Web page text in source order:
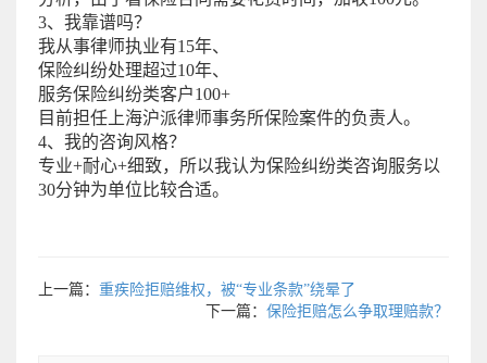
3、我靠谱吗？
我从事律师执业有15年、
保险纠纷处理超过10年、
服务保险纠纷类客户100+
目前担任上海沪派律师事务所保险案件的负责人。
4、我的咨询风格？
专业+耐心+细致，所以我认为保险纠纷类咨询服务以
30分钟为单位比较合适。
上一篇： 重疾险拒赔维权，被“专业条款”绕晕了
下一篇： 保险拒赔怎么争取理赔款？